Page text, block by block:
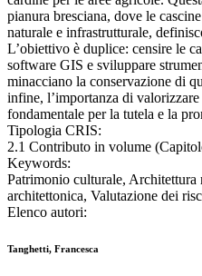
pianura bresciana, dove le
naturale e infrastrutturale,
L’obiettivo è duplice: censire le
software GIS e sviluppare
minacciano la conservazione di
infine, l’importanza di valorizzare
fondamentale per la tutela e la
Tipologia CRIS:
2.1 Contributo in volume
Keywords:
Patrimonio culturale, Architettura
architettonica, Valutazione dei
Elenco autori:
Tanghetti, Francesca